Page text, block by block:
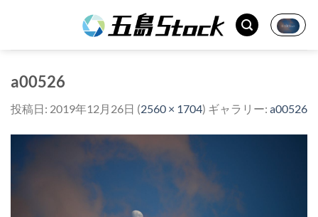
a00526
投稿日: 2019年12月26日 (2560 × 1704) ギャラリー: a00526